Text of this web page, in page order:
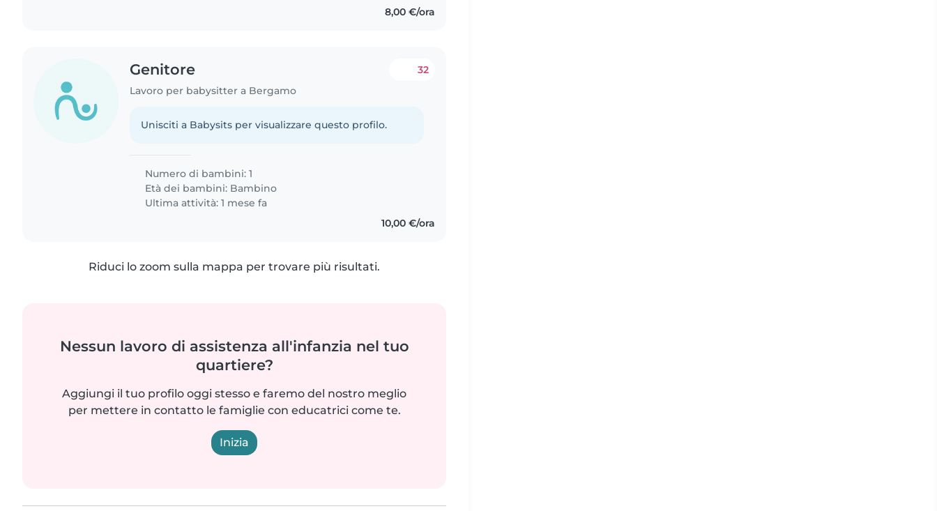
8,00 €/ora
Genitore
Lavoro per babysitter a Bergamo
32
Unisciti a Babysits per visualizzare questo profilo.
Numero di bambini: 1
Età dei bambini: Bambino
Ultima attività: 1 mese fa
10,00 €/ora
Riduci lo zoom sulla mappa per trovare più risultati.
Nessun lavoro di assistenza all'infanzia nel tuo
quartiere?
Aggiungi il tuo profilo oggi stesso e faremo del nostro meglio
per mettere in contatto le famiglie con educatrici come te.
Inizia